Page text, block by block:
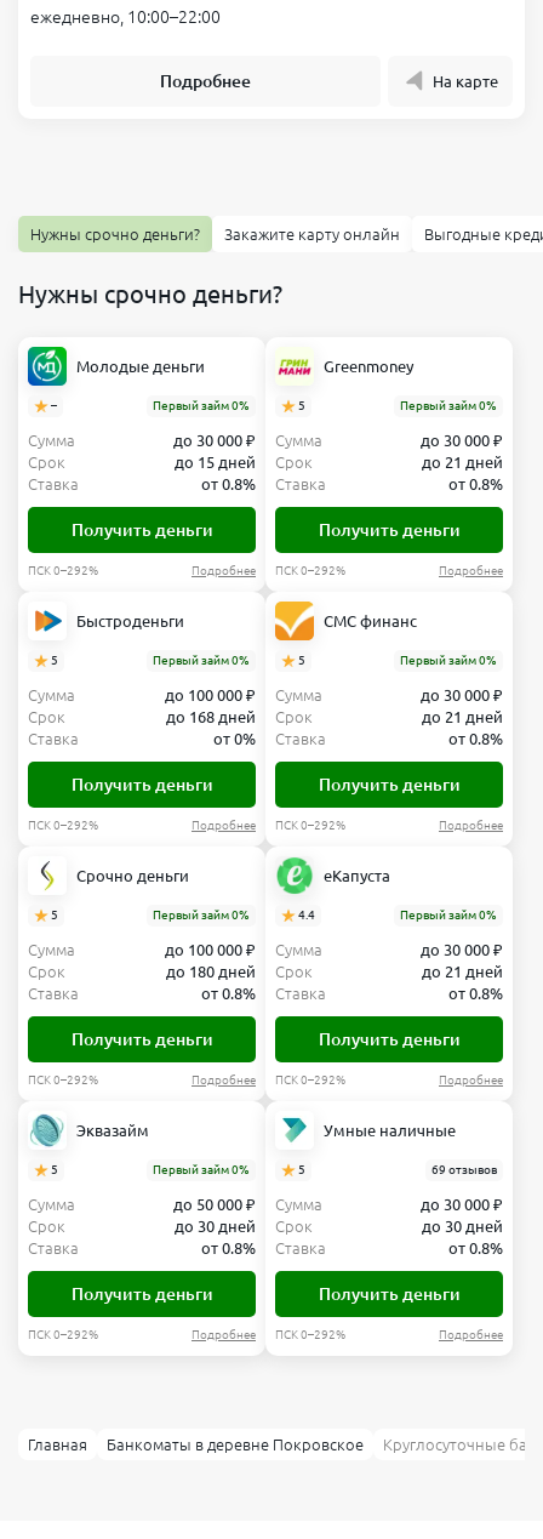
ежедневно, 10:00–22:00
Подробнее На карте
Нужны срочно деньги? Закажите карту онлайн Выгодные
Нужны срочно деньги?
Молодые деньги
– Первый займ 0%
Сумма
до 30 000 ₽
Срок
до 15 дней
Ставка
от 0.8%
Получить деньги
ПСК 0–292% Подробнее
Greenmoney
5 Первый займ 0%
Сумма
до 30 000 ₽
Срок
до 21 дней
Ставка
от 0.8%
Получить деньги
ПСК 0–292% Подробнее
Быстроденьги
5 Первый займ 0%
Сумма
до 100 000 ₽
Срок
до 168 дней
Ставка
от 0%
Получить деньги
ПСК 0–292% Подробнее
СМС финанс
5 Первый займ 0%
Сумма
до 30 000 ₽
Срок
до 21 дней
Ставка
от 0.8%
Получить деньги
ПСК 0–292% Подробнее
Срочно деньги
5 Первый займ 0%
Сумма
до 100 000 ₽
Срок
до 180 дней
Ставка
от 0.8%
Получить деньги
ПСК 0–292% Подробнее
еКапуста
4.4 Первый займ 0%
Сумма
до 30 000 ₽
Срок
до 21 дней
Ставка
от 0.8%
Получить деньги
ПСК 0–292% Подробнее
Эквазайм
5 Первый займ 0%
Сумма
до 50 000 ₽
Срок
до 30 дней
Ставка
от 0.8%
Получить деньги
ПСК 0–292% Подробнее
Умные наличные
5 69 отзывов
Сумма
до 30 000 ₽
Срок
до 30 дней
Ставка
от 0.8%
Получить деньги
ПСК 0–292% Подробнее
Главная Банкоматы в деревне Покровское Круглосуточные